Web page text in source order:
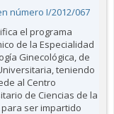
número I/2012/067
el programa
de la Especialidad
Ginecológica, de
teniendo
al Centro
de Ciencias de la
para ser impartido